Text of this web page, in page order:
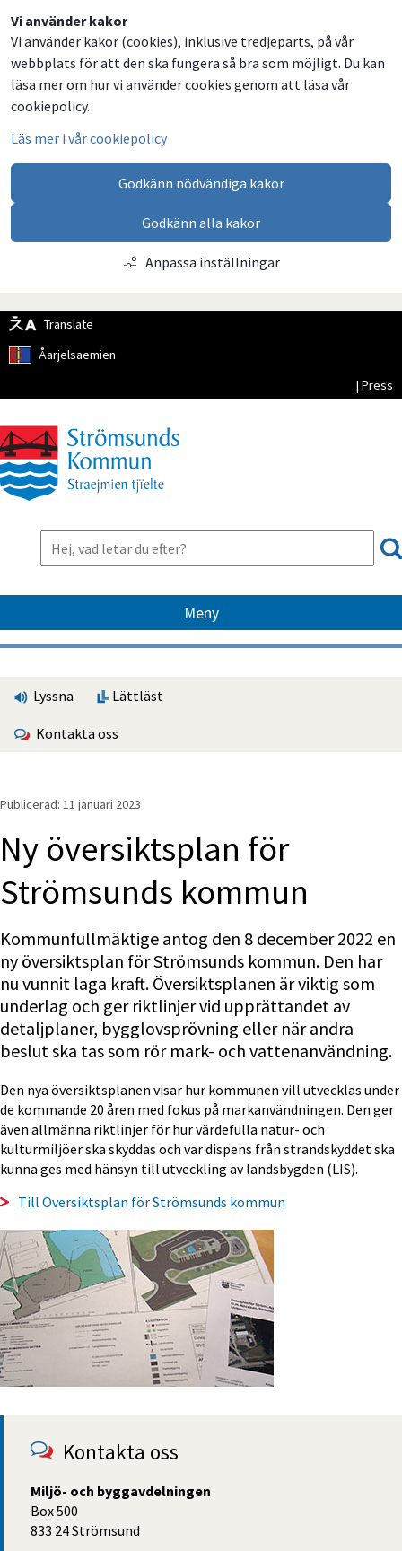
Vi använder kakor
Vi använder kakor (cookies), inklusive tredjeparts, på vår
webbplats för att den ska fungera så bra som möjligt. Du kan
läsa mer om hur vi använder cookies genom att läsa vår
cookiepolicy.
Läs mer i vår cookiepolicy
Godkänn nödvändiga kakor
Godkänn alla kakor
Anpassa inställningar
Translate
Åarjelsaemien
| Press
Meny
Lyssna Lättläst
Kontakta oss
Publicerad: 11 januari 2023
Ny översiktsplan för
Strömsunds kommun
Kommunfullmäktige antog den 8 december 2022 en
ny översiktsplan för Strömsunds kommun. Den har
nu vunnit laga kraft. Översiktsplanen är viktig som
underlag och ger riktlinjer vid upprättandet av
detaljplaner, bygglovsprövning eller när andra
beslut ska tas som rör mark- och vattenanvändning.
Den nya översiktsplanen visar hur kommunen vill utvecklas under
de kommande 20 åren med fokus på markanvändningen. Den ger
även allmänna riktlinjer för hur värdefulla natur- och
kulturmiljöer ska skyddas och var dispens från strandskyddet ska
kunna ges med hänsyn till utveckling av landsbygden (LIS).
Till Översiktsplan för Strömsunds kommun
Kontakta oss
Miljö- och byggavdelningen
Box 500
833 24 Strömsund
Dela
på
Facebook
Dela
på
Twitter
Dela
på
LinkedIn
Dela
via
email